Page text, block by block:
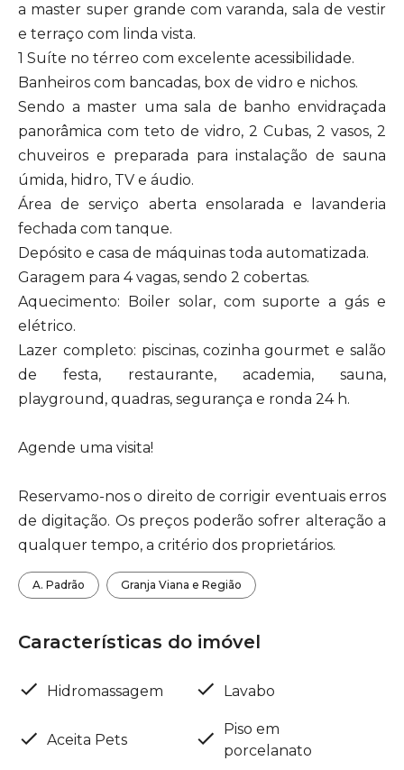
a master super grande com varanda, sala de vestir
e terraço com linda vista.
1 Suíte no térreo com excelente acessibilidade.
Banheiros com bancadas, box de vidro e nichos.
Sendo a master uma sala de banho envidraçada
panorâmica com teto de vidro, 2 Cubas, 2 vasos, 2
chuveiros e preparada para instalação de sauna
úmida, hidro, TV e áudio.
Área de serviço aberta ensolarada e lavanderia
fechada com tanque.
Depósito e casa de máquinas toda automatizada.
Garagem para 4 vagas, sendo 2 cobertas.
Aquecimento: Boiler solar, com suporte a gás e
elétrico.
Lazer completo: piscinas, cozinha gourmet e salão
de festa, restaurante, academia, sauna,
playground, quadras, segurança e ronda 24 h.
Agende uma visita!
Reservamo-nos o direito de corrigir eventuais erros
de digitação. Os preços poderão sofrer alteração a
qualquer tempo, a critério dos proprietários.
A. Padrão Granja Viana e Região
Características do imóvel
Hidromassagem Lavabo
Aceita Pets
Piso em
porcelanato